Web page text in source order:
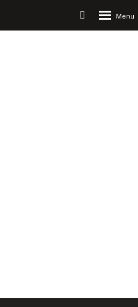
Vyhledávání
Rozbalení